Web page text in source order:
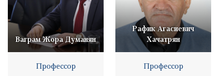
Ваграм Жора Думанян
Профессор
Рафик Агасиевич
Хачатрян
Профессор